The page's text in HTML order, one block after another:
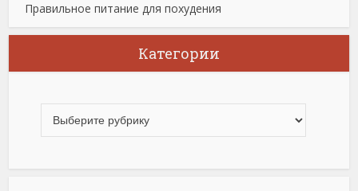
Правильное питание для похудения
Категории